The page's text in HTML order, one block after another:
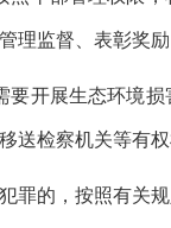
理监督、表彰奖
要开展生态环境
送检察机关等有
的，按照有关规